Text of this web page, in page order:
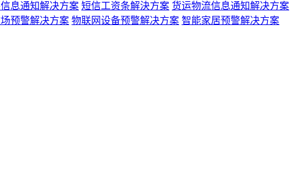
息通知解决方案 短信工资条解決方案 货运物流信息通知解决方案
预警解决方案 物联网设备预警解决方案 智能家居预警解决方案